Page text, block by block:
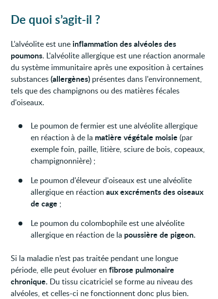
De quoi s’agit-il ?
L’alvéolite est uneinflammation des alvéoles des
poumons. L'alvéolite allergique est une réaction anormale
du système immunitaire après une exposition à certaines
substances(allergènes) présentes dans l'environnement,
tels que des champignons ou des matières fécales
d'oiseaux.
Le poumon de fermier est une alvéolite allergique
en réaction à de la matière végétale moisie (par
exemple foin, paille, litière, sciure de bois, copeaux,
champignonnière) ;
Le poumon d'éleveur d'oiseaux est une alvéolite
allergique en réactionaux excréments des oiseaux
de cage ;
Le poumon du colombophile est une alvéolite
allergique en réaction de la poussière de pigeon.
Si la maladie n’est pas traitée pendant une longue
période, elle peut évoluer enfibrose pulmonaire
chronique. Du tissu cicatriciel se forme au niveau des
alvéoles, et celles-ci ne fonctionnent donc plus bien.